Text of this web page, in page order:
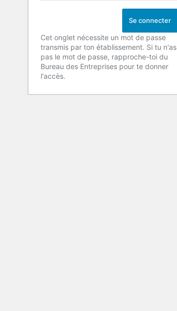
Cet onglet nécessite un mot de passe
transmis par ton établissement. Si tu n'as
pas le mot de passe, rapproche-toi du
Bureau des Entreprises pour te donner
l'accès.